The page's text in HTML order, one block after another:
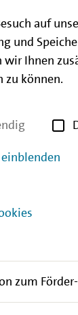
auf
und
wir Ihnen
zu können.
der
der
zum